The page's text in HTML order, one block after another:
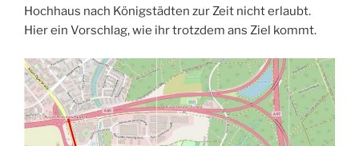
Hochhaus nach Königstädten zur Zeit nicht erlaubt.
Hier ein Vorschlag, wie ihr trotzdem ans Ziel kommt.